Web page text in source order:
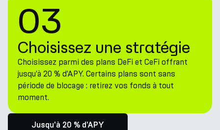
03
Choisissez une stratégie
Choisissez parmi des plans DeFi et CeFi offrant
jusqu'à 20 % d'APY. Certains plans sont sans
période de blocage : retirez vos fonds à tout
moment.
Jusqu'à 20 % d'APY